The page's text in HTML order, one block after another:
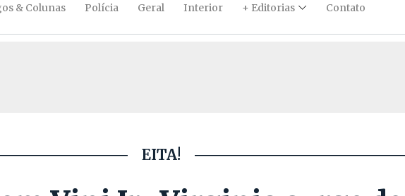
& Colunas Polícia Geral Interior + Editorias Contato
EITA!